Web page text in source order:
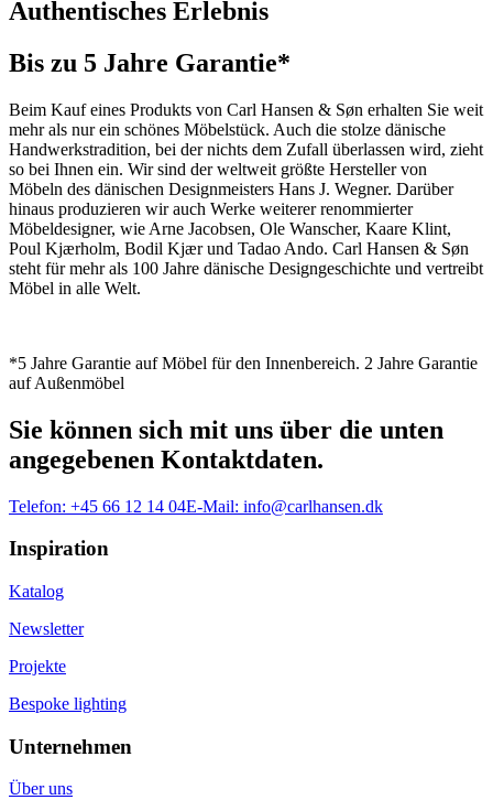
Authentisches Erlebnis
Bis zu 5 Jahre Garantie*
Beim Kauf eines Produkts von Carl Hansen & Søn erhalten Sie weit
mehr als nur ein schönes Möbelstück. Auch die stolze dänische
Handwerkstradition, bei der nichts dem Zufall überlassen wird, zieht
so bei Ihnen ein. Wir sind der weltweit größte Hersteller von
Möbeln des dänischen Designmeisters Hans J. Wegner. Darüber
hinaus produzieren wir auch Werke weiterer renommierter
Möbeldesigner, wie Arne Jacobsen, Ole Wanscher, Kaare Klint,
Poul Kjærholm, Bodil Kjær und Tadao Ando. Carl Hansen & Søn
steht für mehr als 100 Jahre dänische Designgeschichte und vertreibt
Möbel in alle Welt.
*5 Jahre Garantie auf Möbel für den Innenbereich. 2 Jahre Garantie
auf Außenmöbel
Sie können sich mit uns über die unten
angegebenen Kontaktdaten.
Telefon: +45 66 12 14 04E-Mail: info@carlhansen.dk
Inspiration
Katalog
Newsletter
Projekte
Bespoke lighting
Unternehmen
Über uns